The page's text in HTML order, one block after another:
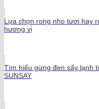
Lựa chọn rong nho tươi hay
hương vị
Tìm hiểu gừng đen sấy lạnh
SUNSAY